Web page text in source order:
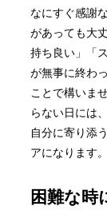
なにすぐ感謝
があっても大
持ち良い」「
が無事に終わ
ことで構いま
らない日には
自分に寄り添
アになります。
困難な時